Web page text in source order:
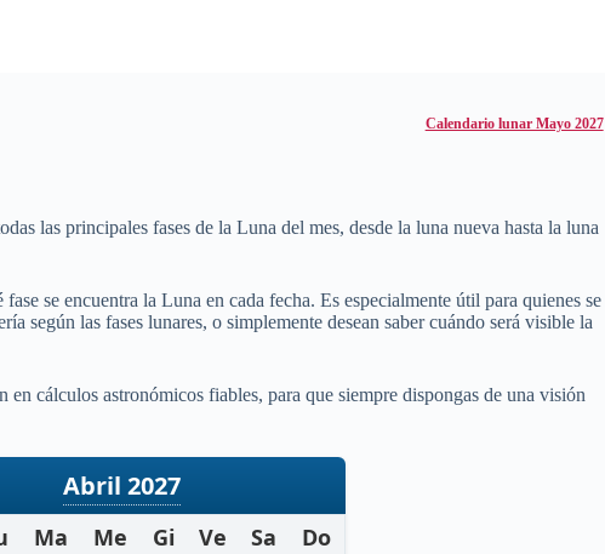
Calendario lunar Mayo 2027
las principales fases de la Luna del mes, desde la luna nueva hasta la luna
se encuentra la Luna en cada fecha. Es especialmente útil para quienes se
según las fases lunares, o simplemente desean saber cuándo será visible la
en cálculos astronómicos fiables, para que siempre dispongas de una visión
Abril 2027
Ma Me Gi Ve Sa
Do